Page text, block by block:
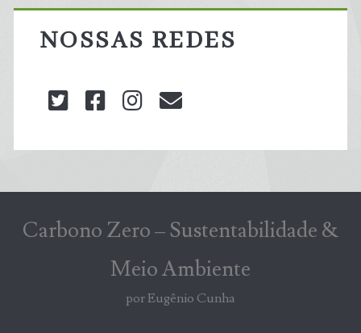
NOSSAS REDES
twitterfacebookinstagram
Carbono Zero – Sustentabilidade &
Meio Ambiente
por Eugênio Cunha